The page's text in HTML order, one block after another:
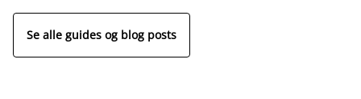
Se alle guides og blog posts